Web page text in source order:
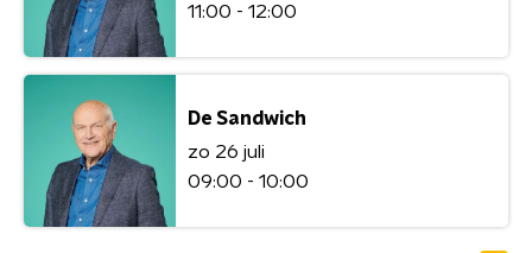
11:00 - 12:00
De Sandwich
zo 26 juli
09:00 - 10:00